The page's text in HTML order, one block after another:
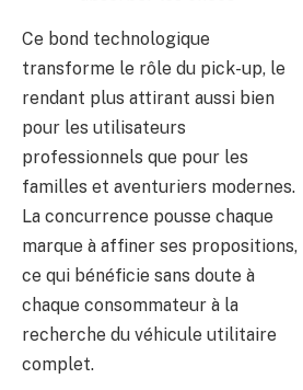
Ce bond technologique
transforme le rôle du pick-up, le
rendant plus attirant aussi bien
pour les utilisateurs
professionnels que pour les
familles et aventuriers modernes.
La concurrence pousse chaque
marque à affiner ses propositions,
ce qui bénéficie sans doute à
chaque consommateur à la
recherche du véhicule utilitaire
complet.